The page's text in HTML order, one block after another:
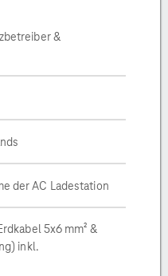
&
der AC Ladestation
5x6 mm² &
inkl.